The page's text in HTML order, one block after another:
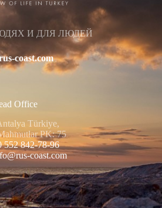
И ДЛЯ ЛЮДЕЙ
coast.com
Office
Türkiye,
PK: 75
552 842-78-96
coast.com